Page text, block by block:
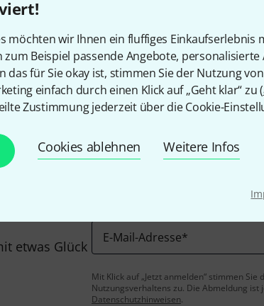
möchten wir Ihnen ein fluffiges Einkaufserlebnis
zum Beispiel passende Angebote,
das für Sie okay ist, stimmen Sie der Nutzung
einfach durch einen Klick auf „Geht klar“ zu (
Zustimmung jederzeit über die Cookie-
Cookies ablehnen Weitere Infos
Ihnen, was Sie sehen?
etwas Glück
E-Mail-Adresse*
Mit Klick auf „Jetzt anmelden“ stimmen
Nutzungsverhaltens zu. Die Abmeldung
Datenschutzhinweisen.